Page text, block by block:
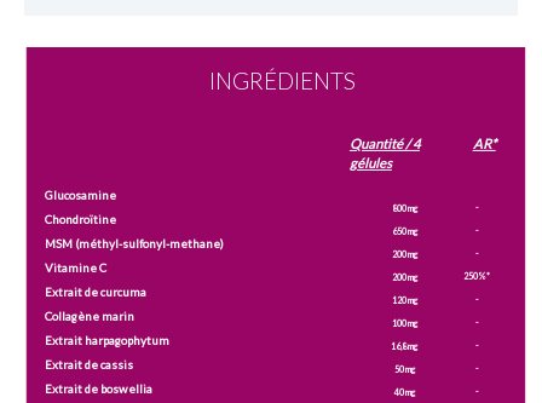
-
-
-
250%*
-
-
-
-
-
AR*
800 mg
650 mg
200 mg
200 mg
120 mg
100 mg
16,8 mg
50 mg
40 mg
Glucosamine
Chondroïtine
MSM (méthyl-sulfonyl-methane)
Vitamine C
Extrait de curcuma
Collagène marin
Extrait harpagophytum
Extrait de cassis
Extrait de boswellia
Quantité / 4
gélules
INGRÉDIENTS